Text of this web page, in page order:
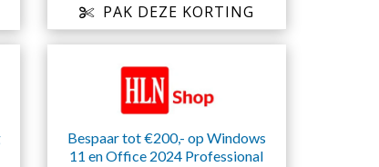
PAK DEZE KORTING
Bespaar tot €200,- op Windows
11 en Office 2024 Professional